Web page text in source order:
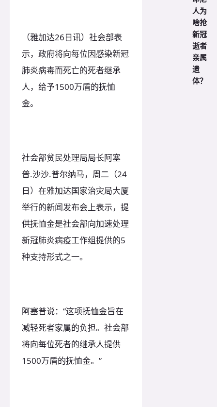
（雅加达26日讯）社会部表
示，政府将向每位因感染新冠
肺炎病毒而死亡的死者继承
人，给予1500万盾的抚恤
金。
社会部贫民处理局局长阿塞
普.沙沙.普尔纳马，周二（24
日）在雅加达国家治灾局大厦
举行的新闻发布会上表示，提
供抚恤金是社会部向加速处理
新冠肺炎病疫工作组提供的5
种支持形式之一。
阿塞普说：“这项抚恤金旨在
减轻死者家属的负担。社会部
将向每位死者的继承人提供
1500万盾的抚恤金。”
人为
啥抢
新冠
逝者
亲属
遗
体？